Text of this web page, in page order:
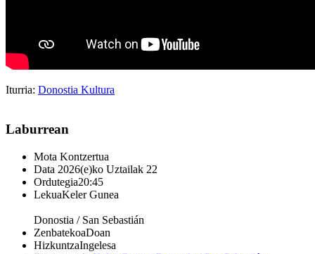
Iturria: Donostia Kultura
Laburrean
Mota Kontzertua
Data 2026(e)ko Uztailak 22
Ordutegia20:45
LekuaKeler Gunea
Donostia / San Sebastián
ZenbatekoaDoan
HizkuntzaIngelesa